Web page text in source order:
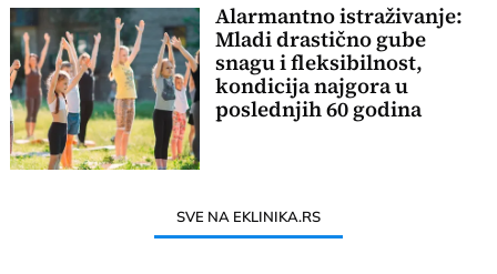
Alarmantno istraživanje:
Mladi drastično gube
snagu i fleksibilnost,
kondicija najgora u
poslednjih 60 godina
SVE NA EKLINIKA.RS